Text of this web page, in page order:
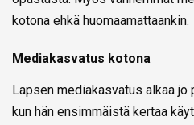
kotona ehkä huomaamattaankin.
Mediakasvatus kotona
Lapsen mediakasvatus alkaa jo
kun hän ensimmäistä kertaa